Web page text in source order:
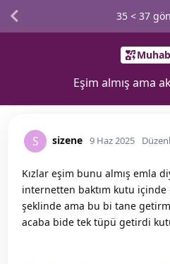
Eşim almış ama
35 < 37
S sizene 9 Haz 2025
Kızlar eşim bunu almış emla
internetten baktım kutu
şeklinde ama bu bi tane
acaba bide tek tüpü getirdi